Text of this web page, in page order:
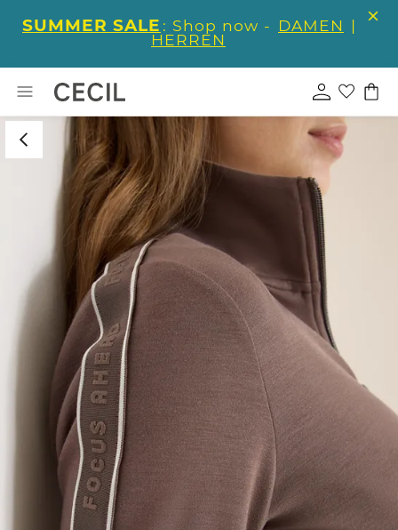
SUMMER SALE : Shop now - DAMEN |
HERREN